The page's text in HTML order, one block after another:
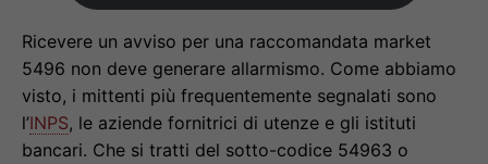
Ricevere un avviso per una raccomandata market
5496 non deve generare allarmismo. Come abbiamo
visto, i mittenti più frequentemente segnalati sono
l’INPS, le aziende fornitrici di utenze e gli istituti
bancari. Che si tratti del sotto-codice 54963 o